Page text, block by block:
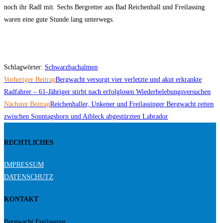
noch ihr Radl mit. Sechs Bergretter aus Bad Reichenhall und Freilassing
waren eine gute Stunde lang unterwegs.
Schlagwörter: Schwarzbachalmen
Weitere
Artikel
ansehen
Vorheriger BeitragBergwacht versorgt vier verletzte und akut erkrankte
Radfahrer – 61-Jähriger stirbt nach erfolglosen Wiederbelebungsversuchen
Nächster BeitragReichenhaller, Unkener und Freilassinger Bergwacht retten
zwischen Sonntagshorn und Aibleck abgestürzten Labrador
RECHTLICHES
IMPRESSUM
DATENSCHUTZ
KONTAKT